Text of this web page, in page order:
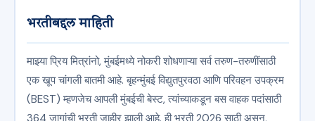
भरतीबद्दल माहिती
माझ्या प्रिय मित्रांनो, मुंबईमध्ये नोकरी शोधणाऱ्या सर्व तरुण-तरुणींसाठी
एक खूप चांगली बातमी आहे. बृहन्मुंबई विद्युतपुरवठा आणि परिवहन उपक्रम
(BEST) म्हणजेच आपली मुंबईची बेस्ट, त्यांच्याकडून बस वाहक पदांसाठी
364 जागांची भरती जाहीर झाली आहे. ही भरती 2026 साठी असून,